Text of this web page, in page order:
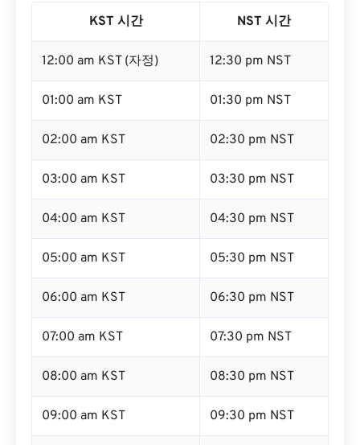
KST 시간 NST 시간
12:00 am KST (자정) 12:30 pm NST
01:00 am KST 01:30 pm NST
02:00 am KST 02:30 pm NST
03:00 am KST 03:30 pm NST
04:00 am KST 04:30 pm NST
05:00 am KST 05:30 pm NST
06:00 am KST 06:30 pm NST
07:00 am KST 07:30 pm NST
08:00 am KST 08:30 pm NST
09:00 am KST 09:30 pm NST